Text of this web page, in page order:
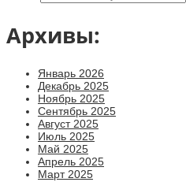
Архивы:
Январь 2026
Декабрь 2025
Ноябрь 2025
Сентябрь 2025
Август 2025
Июль 2025
Май 2025
Апрель 2025
Март 2025